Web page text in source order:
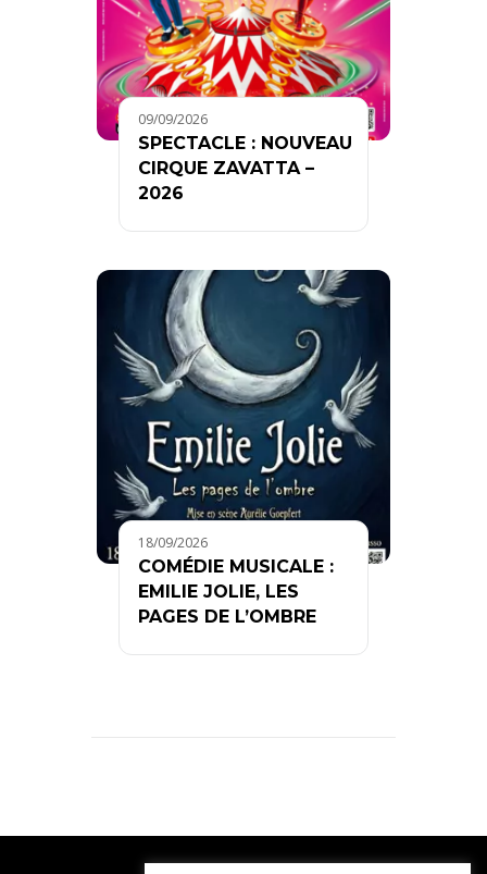
09/09/2026
SPECTACLE : NOUVEAU
CIRQUE ZAVATTA –
2026
18/09/2026
COMÉDIE MUSICALE :
EMILIE JOLIE, LES
PAGES DE L’OMBRE